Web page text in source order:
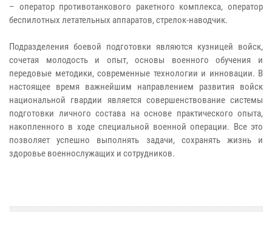
– оператор противотанкового ракетного комплекса, оператор
беспилотных летательных аппаратов, стрелок-наводчик.
Подразделения боевой подготовки являются кузницей войск,
сочетая молодость и опыт, основы военного обучения и
передовые методики, современные технологии и инновации. В
настоящее время важнейшим направлением развития войск
национальной гвардии является совершенствование системы
подготовки личного состава на основе практического опыта,
накопленного в ходе специальной военной операции. Все это
позволяет успешно выполнять задачи, сохранять жизнь и
здоровье военнослужащих и сотрудников.